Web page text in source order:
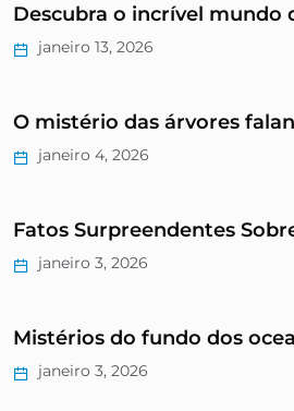
Descubra o incrível mundo
janeiro 13, 2026
O mistério das árvores
janeiro 4, 2026
Fatos Surpreendentes
janeiro 3, 2026
Mistérios do fundo dos
janeiro 3, 2026